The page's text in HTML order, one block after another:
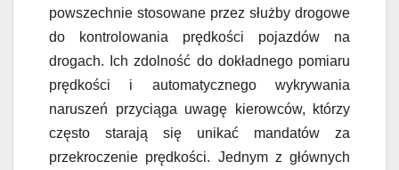
powszechnie stosowane przez służby drogowe
do kontrolowania prędkości pojazdów na
drogach. Ich zdolność do dokładnego pomiaru
prędkości i automatycznego wykrywania
naruszeń przyciąga uwagę kierowców, którzy
często starają się unikać mandatów za
przekroczenie prędkości. Jednym z głównych